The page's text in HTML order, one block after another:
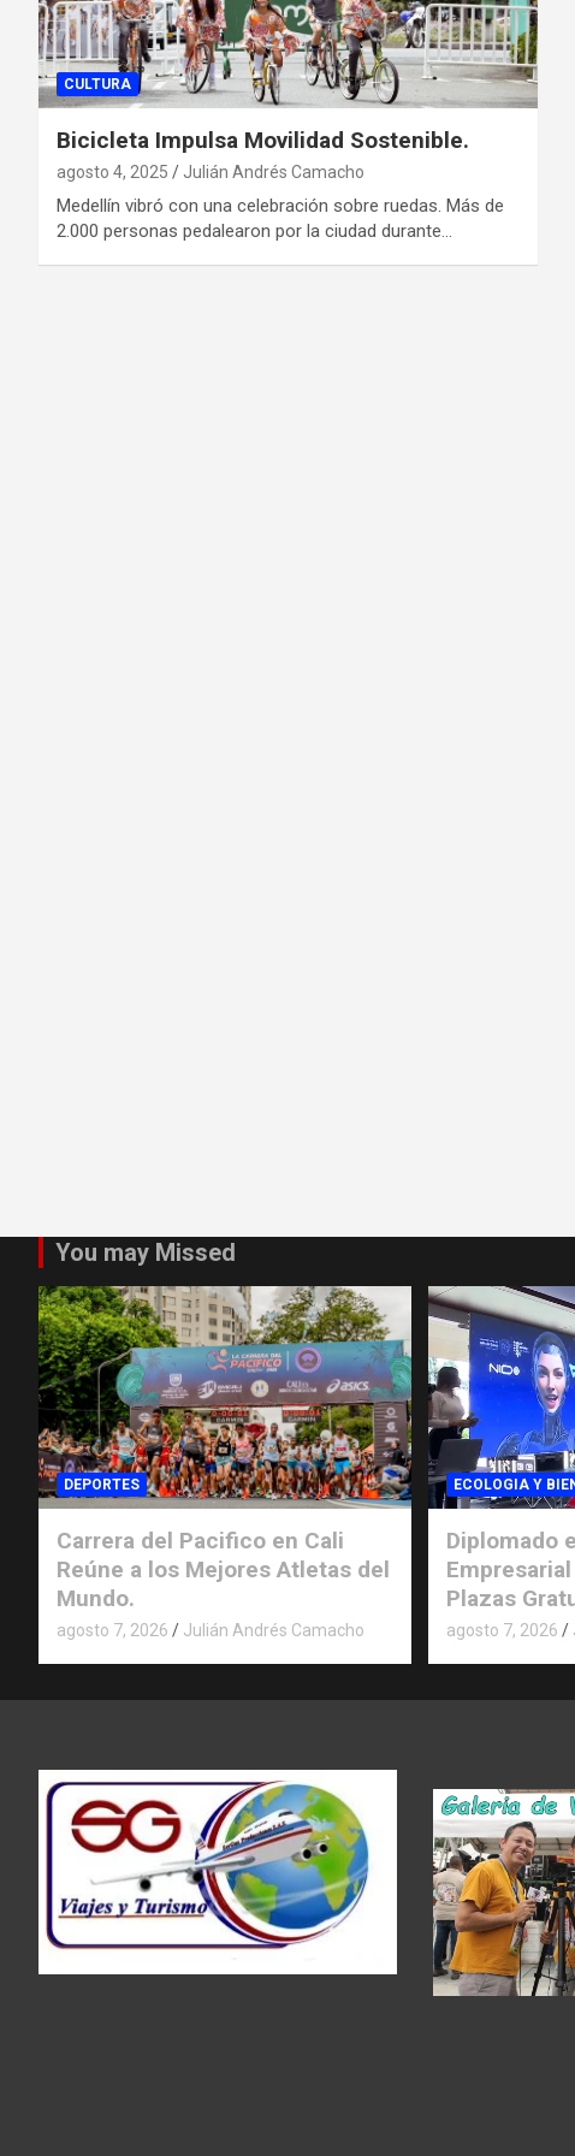
CULTURA
Bicicleta Impulsa Movilidad Sostenible.
agosto 4, 2025 Julián Andrés Camacho
Medellín vibró con una celebración sobre ruedas. Más de
2.000 personas pedalearon por la ciudad durante…
You may Missed
DEPORTES
Carrera del Pacifico en Cali
Reúne a los Mejores Atletas del
Mundo.
agosto 7, 2026 Julián Andrés Camacho
ECOLOGIA Y
Diplomado
Plazas
agosto 7, 2026